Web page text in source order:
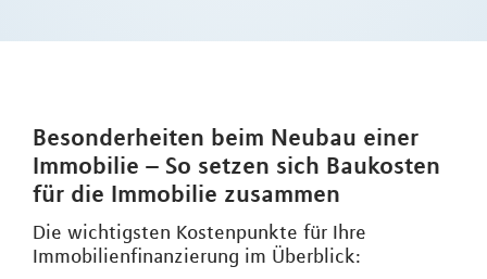
Besonderheiten beim Neubau einer
Immobilie – So setzen sich Baukosten
für die Immobilie zusammen
Die wichtigsten Kostenpunkte für Ihre
Immobilienfinanzierung im Überblick: